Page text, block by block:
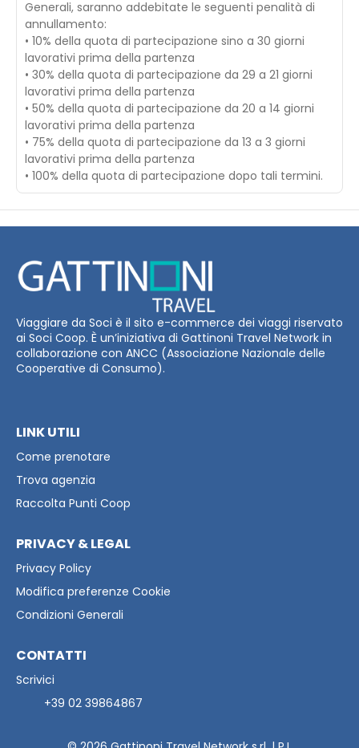
Generali, saranno addebitate le seguenti penalità di
annullamento:
• 10% della quota di partecipazione sino a 30 giorni
lavorativi prima della partenza
• 30% della quota di partecipazione da 29 a 21 giorni
lavorativi prima della partenza
• 50% della quota di partecipazione da 20 a 14 giorni
lavorativi prima della partenza
• 75% della quota di partecipazione da 13 a 3 giorni
lavorativi prima della partenza
• 100% della quota di partecipazione dopo tali termini.
Viaggiare da Soci è il sito e-commerce dei viaggi riservato
ai Soci Coop. È un’iniziativa di Gattinoni Travel Network in
collaborazione con ANCC (Associazione Nazionale delle
Cooperative di Consumo).
LINK UTILI
Come prenotare
Trova agenzia
Raccolta Punti Coop
PRIVACY & LEGAL
Privacy Policy
Modifica preferenze Cookie
Condizioni Generali
CONTATTI
Scrivici
+39 02 39864867